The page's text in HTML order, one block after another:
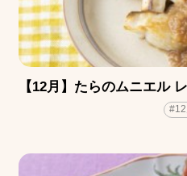
【12月】たらのムニエル
#12